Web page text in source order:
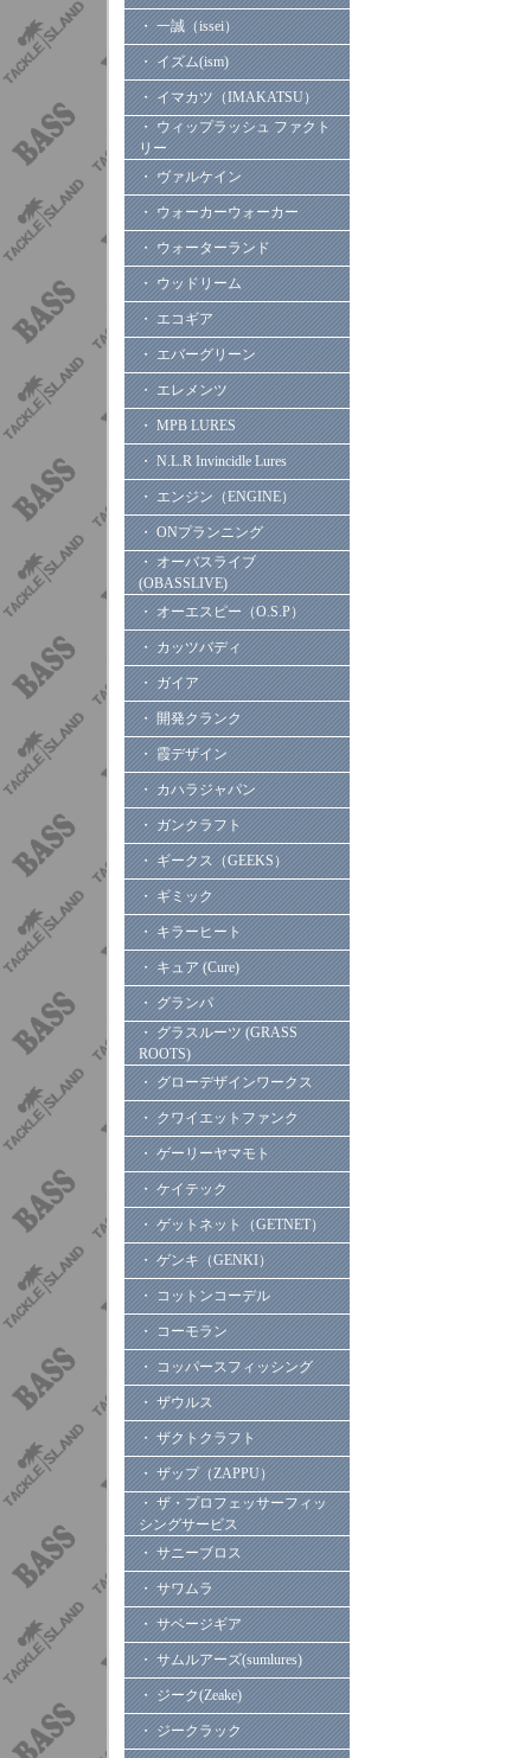
・ 一誠（issei）
・ イズム(ism)
・ イマカツ（IMAKATSU）
・ ウィップラッシュ ファクト
リー
・ ヴァルケイン
・ ウォーカーウォーカー
・ ウォーターランド
・ ウッドリーム
・ エコギア
・ エバーグリーン
・ エレメンツ
・ MPB LURES
・ N.L.R Invincidle Lures
・ エンジン（ENGINE）
・ ONプランニング
・ オーバスライブ
(OBASSLIVE)
・ オーエスピー（O.S.P）
・ カッツバディ
・ ガイア
・ 開発クランク
・ 霞デザイン
・ カハラジャパン
・ ガンクラフト
・ ギークス（GEEKS）
・ ギミック
・ キラーヒート
・ キュア (Cure)
・ グランパ
・ グラスルーツ (GRASS
ROOTS)
・ グローデザインワークス
・ クワイエットファンク
・ ゲーリーヤマモト
・ ケイテック
・ ゲットネット（GETNET）
・ ゲンキ（GENKI）
・ コットンコーデル
・ コーモラン
・ コッパースフィッシング
・ ザウルス
・ ザクトクラフト
・ ザップ（ZAPPU）
・ ザ・プロフェッサーフィッ
シングサービス
・ サニーブロス
・ サワムラ
・ サベージギア
・ サムルアーズ(sumlures)
・ ジーク(Zeake)
・ ジークラック